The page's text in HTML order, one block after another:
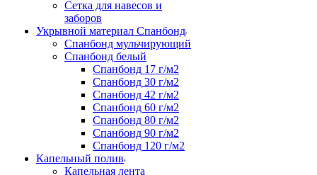
Сетка для навесов и
заборов
Укрывной материал Спанбонд
Спанбонд мульчирующий
Спанбонд белый
Спанбонд 17 г/м2
Спанбонд 30 г/м2
Спанбонд 42 г/м2
Спанбонд 60 г/м2
Спанбонд 80 г/м2
Спанбонд 90 г/м2
Спанбонд 120 г/м2
Капельный полив
Капельная лента